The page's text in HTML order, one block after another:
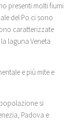
presenti molti fiumi
del Po ci sono
caratterizzate
laguna Veneta
e più mite e
si
Padova e